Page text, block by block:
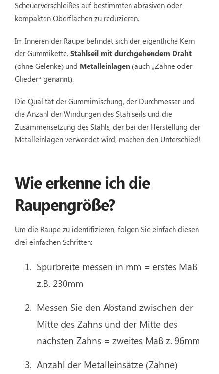
Scheuerverschleißes auf bestimmten abrasiven oder
kompakten Oberflächen zu reduzieren.
Im Inneren der Raupe befindet sich der eigentliche Kern
der Gummikette. Stahlseil mit durchgehendem Draht
(ohne Gelenke) und Metalleinlagen (auch „Zähne oder
Glieder“ genannt).
Die Qualität der Gummimischung, der Durchmesser und
die Anzahl der Windungen des Stahlseils und die
Zusammensetzung des Stahls, der bei der Herstellung der
Metalleinlagen verwendet wird, machen den Unterschied!
Wie erkenne ich die
Raupengröße?
Um die Raupe zu identifizieren, folgen Sie einfach diesen
drei einfachen Schritten:
Spurbreite messen in mm = erstes Maß
z.B. 230mm
Messen Sie den Abstand zwischen der
Mitte des Zahns und der Mitte des
nächsten Zahns = zweites Maß z. 96mm
Anzahl der Metalleinsätze (Zähne)